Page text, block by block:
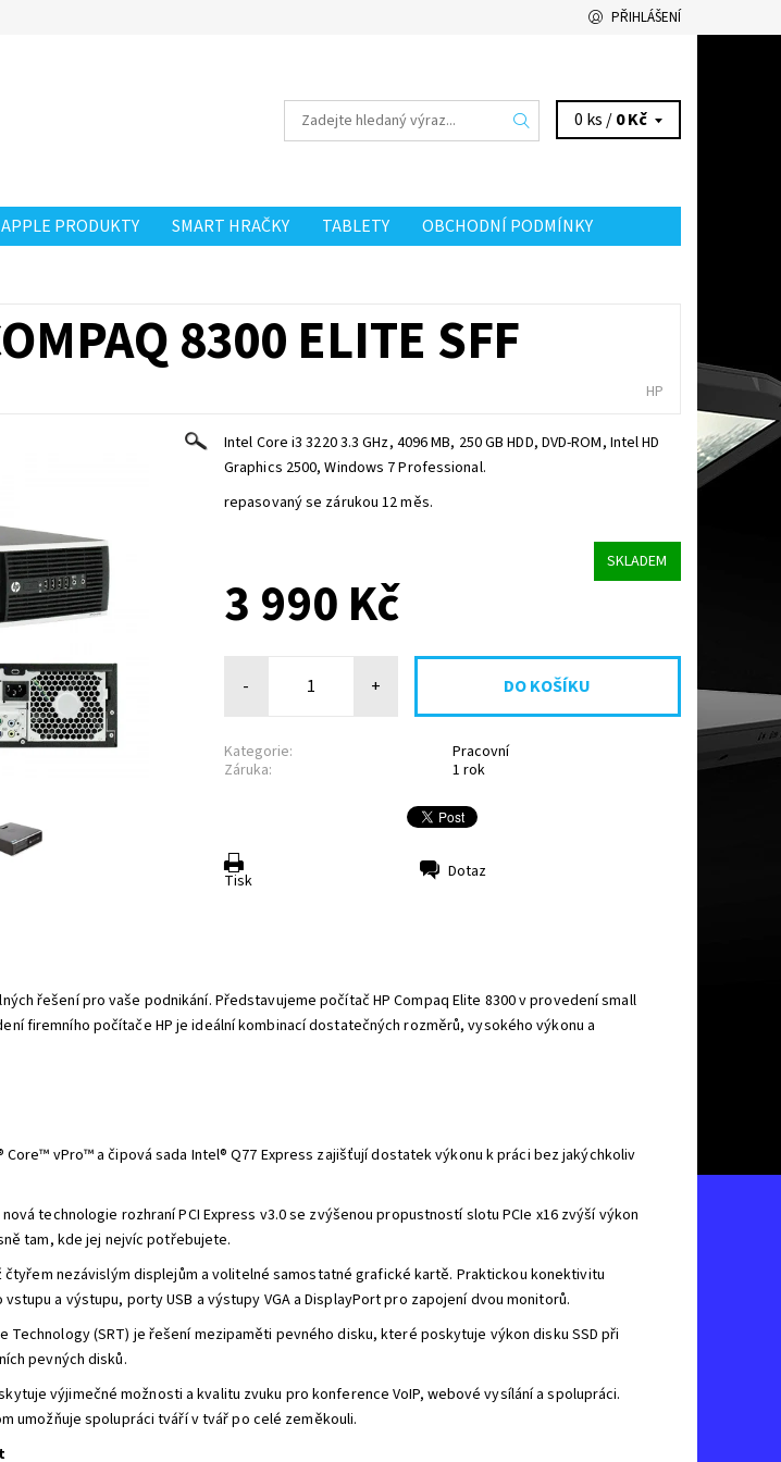
PŘIHLÁŠENÍ
0 ks /0 Kč
APPLE PRODUKTY SMART HRAČKY TABLETY
OBCHODNÍ PODMÍNKY
8300 ELITE SFF
HP
Intel Core i3 3220 3.3 GHz, 4096 MB, 250 GB HDD, DVD-ROM, Intel HD
Graphics 2500, Windows 7 Professional.
repasovaný se zárukou 12 měs.
SKLADEM
3 990 Kč
- +
Kategorie:
Pracovní
Záruka:
1 rok
Tisk Dotaz
řešení pro vaše podnikání. Představujeme počítač HP Compaq Elite 8300 v provedení small
firemního počítače HP je ideální kombinací dostatečných rozměrů, vysokého výkonu a
vPro™ a čipová sada Intel® Q77 Express zajišťují dostatek výkonu k práci bez jakýchkoliv
technologie rozhraní PCI Express v3.0 se zvýšenou propustností slotu PCIe x16 zvýší výkon
tam, kde jej nejvíc potřebujete.
nezávislým displejům a volitelné samostatné grafické kartě. Praktickou konektivitu
a výstupu, porty USB a výstupy VGA a DisplayPort pro zapojení dvou monitorů.
Technology (SRT) je řešení mezipaměti pevného disku, které poskytuje výkon disku SSD při
pevných disků.
výjimečné možnosti a kvalitu zvuku pro konference VoIP, webové vysílání a spolupráci.
umožňuje spolupráci tváří v tvář po celé zeměkouli.